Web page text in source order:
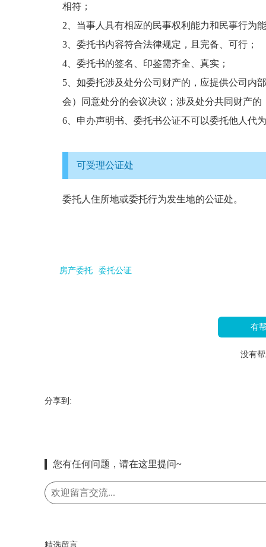
相符；
2、当事人具有相应的民事权利能力和民事行为
3、委托书内容符合法律规定，且完备、可行；
4、委托书的签名、印鉴需齐全、真实；
5、如委托涉及处分公司财产的，应提供公司内
会）同意处分的会议决议；涉及处分共同财产
6、申办声明书、委托书公证不可以委托他人代
可受理公证处
委托人住所地或委托行为发生地的公证处。
房产委托 委托公证
有
没有
分享到:
您有任何问题，请在这里提问~
精选留言